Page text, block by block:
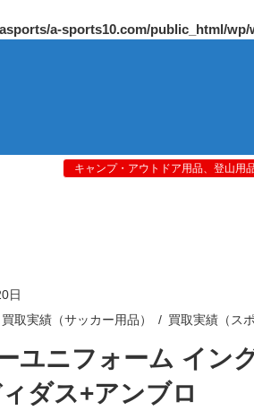
a-sports10.com/public_html/
キャンプ・アウトドア用品、登山用
日
買取実績（サッカー用品） 買取実績（ス
ユニフォーム イン
ダス+アンブロ